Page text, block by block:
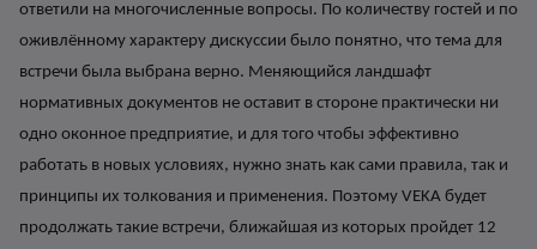
ответили на многочисленные вопросы. По количеству гостей и по
оживлённому характеру дискуссии было понятно, что тема для
встречи была выбрана верно. Меняющийся ландшафт
нормативных документов не оставит в стороне практически ни
одно оконное предприятие, и для того чтобы эффективно
работать в новых условиях, нужно знать как сами правила, так и
принципы их толкования и применения. Поэтому VEKA будет
продолжать такие встречи, ближайшая из которых пройдет 12